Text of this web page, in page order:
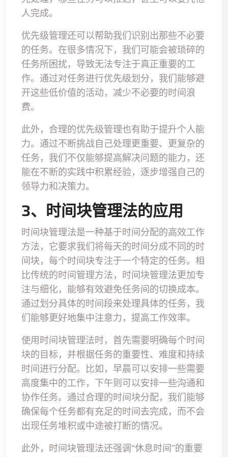
人完成。
优先级管理还可以帮助我们识别出那些不必要
的任务。在很多情况下，我们可能会被琐碎的
任务所困扰，导致无法专注于真正重要的工
作。通过对任务进行优先级划分，我们能够避
开这些低价值的活动，减少不必要的时间浪
费。
此外，合理的优先级管理也有助于提升个人能
力。通过不断挑战自己处理更重要、更复杂的
任务，我们不仅能够提高解决问题的能力，还
能在不断的实践中积累经验，逐步增强自己的
领导力和决策力。
3、时间块管理法的应用
时间块管理法是一种基于时间分配的高效工作
方法，它要求我们将每天的时间分成不同的时
间块，每个时间块专注于一个特定的任务。相
比传统的时间管理方法，时间块管理法更加专
注与细化，能够有效避免任务间的切换成本。
通过划分具体的时间段来处理具体的任务，我
们能够更好地集中注意力，提高工作效率。
使用时间块管理法时，首先需要明确每个时间
块的目标，并根据任务的重要性、难度和持续
时间进行分配。比如，早晨可以安排一些需要
高度集中的工作，下午则可以安排一些沟通和
协作任务。通过合理的时间块分配，我们能够
确保每个任务都有充足的时间去完成，而不会
出现任务堆积或中途被打断的情况。
此外，时间块管理法还强调“休息时间”的重要